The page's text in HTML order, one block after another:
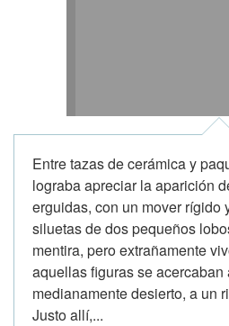
Entre tazas de cerámica y
lograba apreciar la aparición
erguidas, con un mover rígido
siluetas de dos pequeños
mentira, pero extrañamente
aquellas figuras se acercaban
medianamente desierto, a un
Justo allí,...